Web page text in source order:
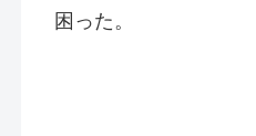
困った。